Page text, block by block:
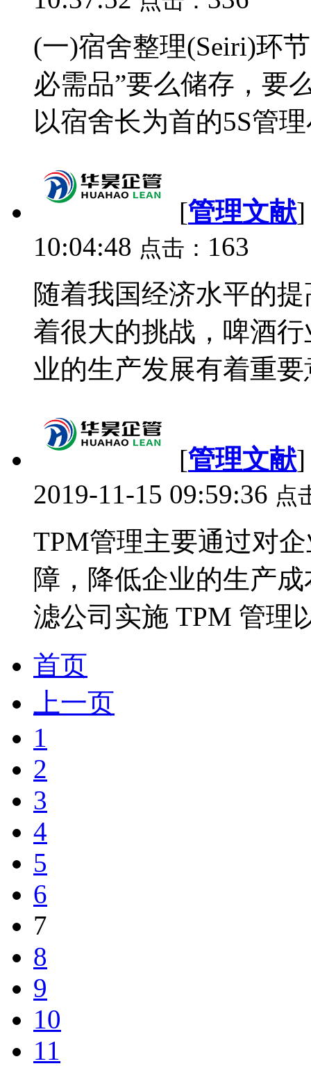
(一)宿舍整理(Seiri)环
必需品”要么储存，要
以宿舍长为首的5S管
[管理文献
10:04:48 点击： 163
随着我国经济水平的
着很大的挑战，啤酒
业的生产发展有着重
[管理文献
2019-11-15 09:59:36 点
TPM管理主要通过对
障，降低企业的生产
滤公司实施 TPM 管理
首页
上一页
1
2
3
4
5
6
7
8
9
10
11